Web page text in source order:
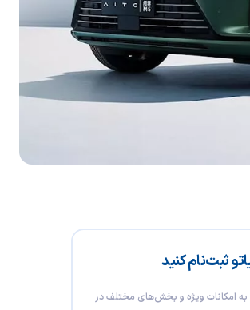
ثبت‌نام کنید
امکانات ویژه و بخش‌های مختلف در